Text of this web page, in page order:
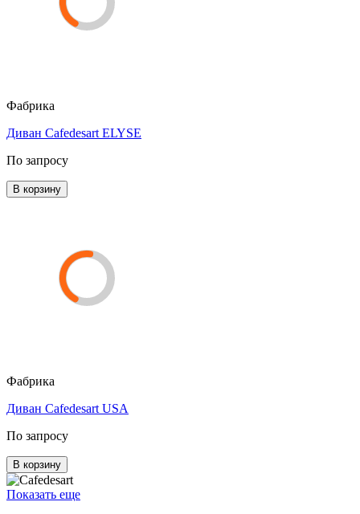
Фабрика
Диван Cafedesart ELYSE
По запросу
В корзину
Фабрика
Диван Cafedesart USA
По запросу
В корзину
Показать еще